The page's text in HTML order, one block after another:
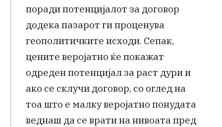
поради потенцијалот за договор
додека пазарот ги проценува
геополитичките исходи. Сепак,
цените веројатно ќе покажат
одреден потенцијал за раст дури и
ако се склучи договор, со оглед на
тоа што е малку веројатно понудата
веднаш да се врати на нивоата пред